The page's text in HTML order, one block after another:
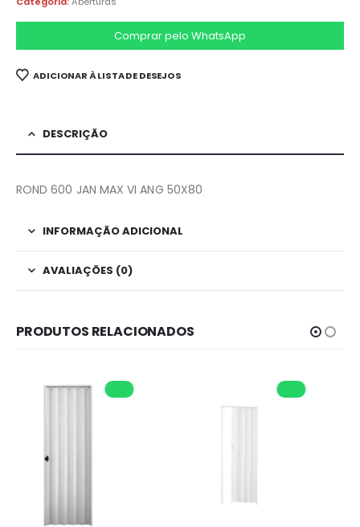
Comprar pelo WhatsApp
ADICIONAR À LISTA DE DESEJOS
DESCRIÇÃO
ROND 600 JAN MAX VI ANG 50X80
INFORMAÇÃO ADICIONAL
AVALIAÇÕES (0)
PRODUTOS RELACIONADOS